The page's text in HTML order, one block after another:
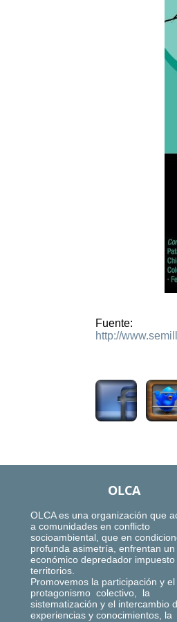
Fuente:
http://
OLCA
OLCA es una organización que
a comunidades en conflicto
socioambiental, que en
profunda asimetría, enfrentan
económico depredador
territorios.
Promovemos la participación y el
protagonismo colectivo, la
sistematización y el intercambio
experiencias y conocimientos, la